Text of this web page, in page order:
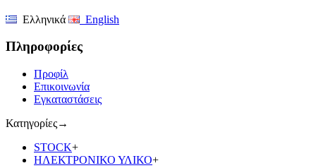
Ελληνικά English
Πληροφορίες
Προφίλ
Επικοινωνία
Εγκαταστάσεις
Κατηγορίες→
STOCK+
ΗΛΕΚΤΡΟΝΙΚΟ ΥΛΙΚΟ+